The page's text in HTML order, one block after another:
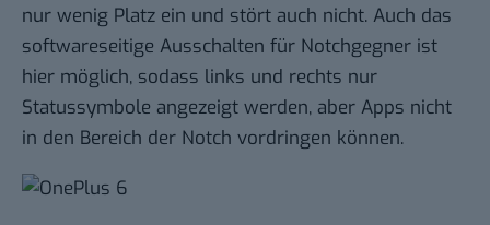
nur wenig Platz ein und stört auch nicht. Auch das
softwareseitige Ausschalten für Notchgegner ist
hier möglich, sodass links und rechts nur
Statussymbole angezeigt werden, aber Apps nicht
in den Bereich der Notch vordringen können.